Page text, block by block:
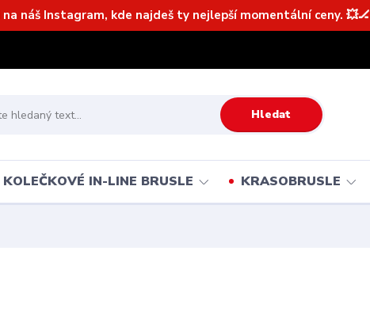
na náš Instagram, kde najdeš ty nejlepší momentální ceny. 💥🏒
Hledat
KOLEČKOVÉ IN-LINE BRUSLE KRASOBRUSLE